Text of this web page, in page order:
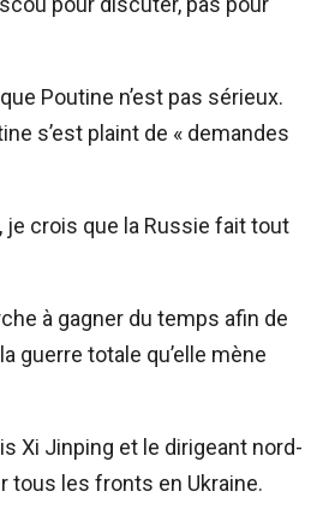
Poutine n’est pas sérieux.
s’est plaint de « demandes
je crois que la Russie fait tout
à gagner du temps afin de
guerre totale qu’elle mène
Xi Jinping et le dirigeant nord-
tous les fronts en Ukraine.